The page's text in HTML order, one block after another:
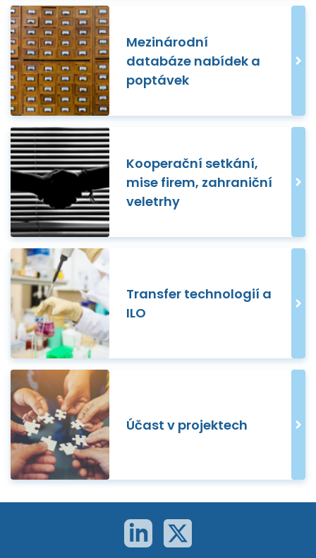
Mezinárodní
databáze nabídek a
poptávek
Kooperační setkání,
mise firem, zahraniční
veletrhy
Transfer technologií a
ILO
Účast v projektech